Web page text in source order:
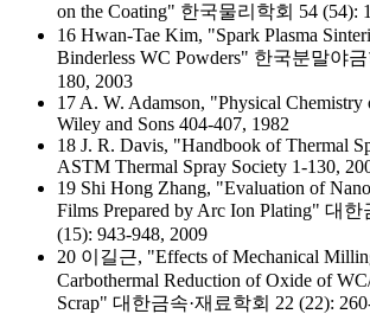
on the Coating" 한국물리학회 54 (54):
16 Hwan-Tae Kim, "Spark Plasma
Binderless WC Powders" 한국분말야
180, 2003
17 A. W. Adamson, "Physical Chemistry
Wiley and Sons 404-407, 1982
18 J. R. Davis, "Handbook of Thermal
ASTM Thermal Spray Society 1-130,
19 Shi Hong Zhang, "Evaluation of
Films Prepared by Arc Ion Plating" 대
(15): 943-948, 2009
20 이길근, "Effects of Mechanical
Carbothermal Reduction of Oxide of
Scrap" 대한금속·재료학회 22 (22):